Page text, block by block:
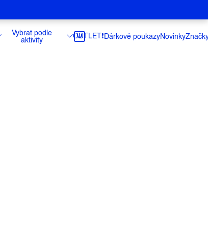
Vybrat podle
aktivity
OUTLET❗️ Dárkové poukazyNovinky